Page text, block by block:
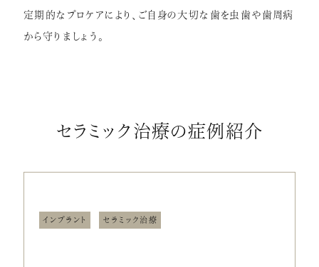
定期的なプロケアにより、ご自身の大切な歯を虫歯や歯周病
から守りましょう。
セラミック治療の症例紹介
インプラント セラミック治療